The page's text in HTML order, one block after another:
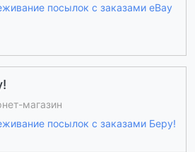
посылок с заказами eBay
магазин
посылок с заказами Беру!